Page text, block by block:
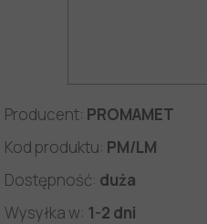
Producent: PROMAMET
Kod produktu: PM/LM
Dostępność: duża
Wysyłka w: 1-2 dni